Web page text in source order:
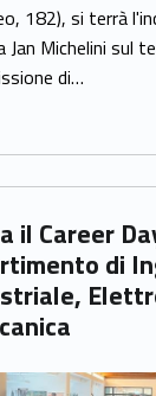
182), si terrà
Jan Michelini sul
di…
il Career
di